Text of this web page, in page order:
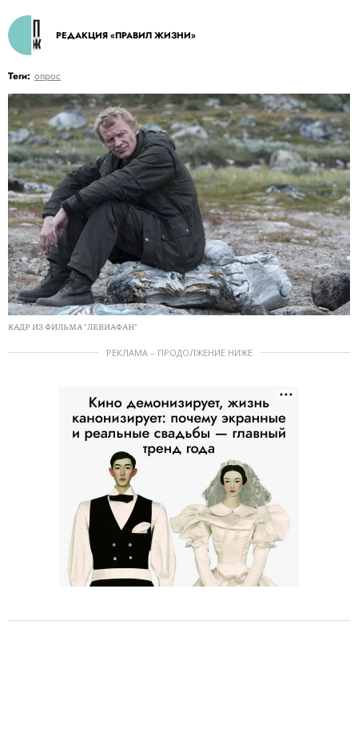
РЕДАКЦИЯ «ПРАВИЛ ЖИЗНИ»
Теги: опрос
КАДР ИЗ ФИЛЬМА "ЛЕВИАФАН"
РЕКЛАМА – ПРОДОЛЖЕНИЕ НИЖЕ